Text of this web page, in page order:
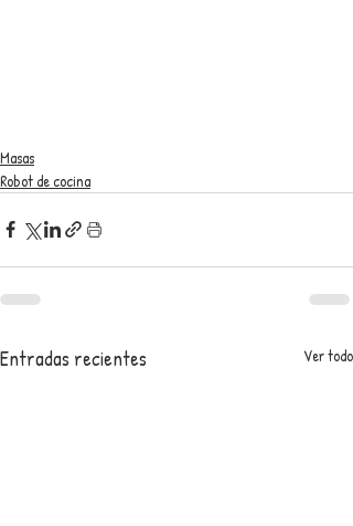
Masas
Robot de cocina
Entradas recientes Ver todo